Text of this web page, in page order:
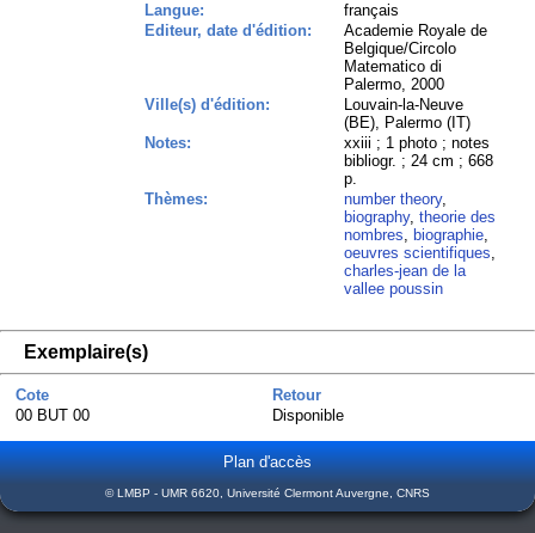
Langue:
français
Editeur, date d'édition:
Academie Royale de
Belgique/Circolo
Matematico di
Palermo, 2000
Ville(s) d'édition:
Louvain-la-Neuve
(BE), Palermo (IT)
Notes:
xxiii ; 1 photo ; notes
bibliogr. ; 24 cm ; 668
p.
Thèmes:
number theory,
biography,theorie des
nombres, biographie,
oeuvres scientifiques,
charles-jean de la
vallee poussin
Exemplaire(s)
Cote
Retour
00 BUT 00
Disponible
Plan d'accès
© LMBP - UMR 6620, Université Clermont Auvergne, CNRS